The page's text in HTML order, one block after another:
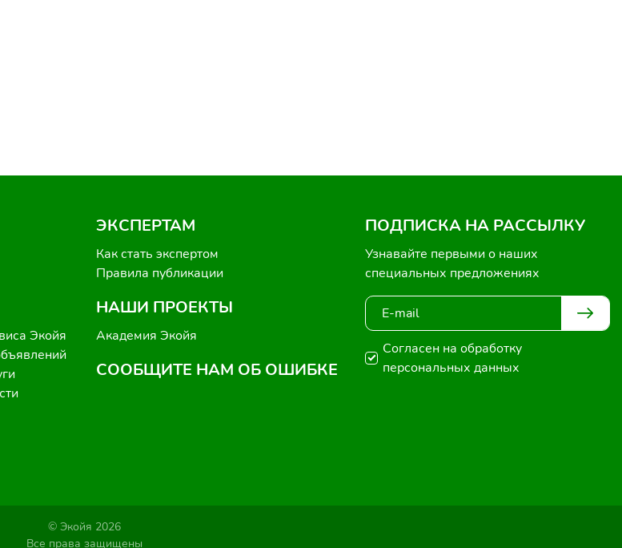
Экойя
ЭКСПЕРТАМ
Как стать экспертом
Правила публикации
НАШИ ПРОЕКТЫ
Академия Экойя
СООБЩИТЕ НАМ ОБ ОШИБКЕ
ПОДПИСКА НА РАССЫЛКУ
Узнавайте первыми о наших
специальных предложениях
Согласен на обработку
персональных данных
© Экойя 2026
Все права защищены